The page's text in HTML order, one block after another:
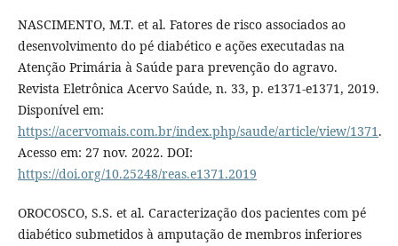
NASCIMENTO, M.T. et al. Fatores de risco associados ao
desenvolvimento do pé diabético e ações executadas na
Atenção Primária à Saúde para prevenção do agravo.
Revista Eletrônica Acervo Saúde, n. 33, p. e1371-e1371, 2019.
Disponível em:
https://acervomais.com.br/index.php/saude/article/view/1371.
Acesso em: 27 nov. 2022. DOI:
https://doi.org/10.25248/reas.e1371.2019
OROCOSCO, S.S. et al. Caracterização dos pacientes com pé
diabético submetidos à amputação de membros inferiores